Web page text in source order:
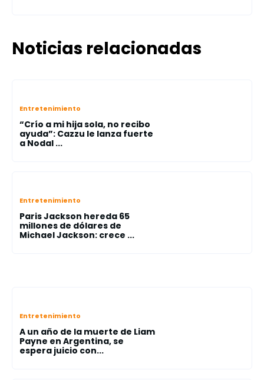
Noticias relacionadas
Entretenimiento
“Crío a mi hija sola, no recibo
ayuda”: Cazzu le lanza fuerte
a Nodal ...
Entretenimiento
Paris Jackson hereda 65
millones de dólares de
Michael Jackson: crece ...
Entretenimiento
A un año de la muerte de Liam
Payne en Argentina, se
espera juicio con...